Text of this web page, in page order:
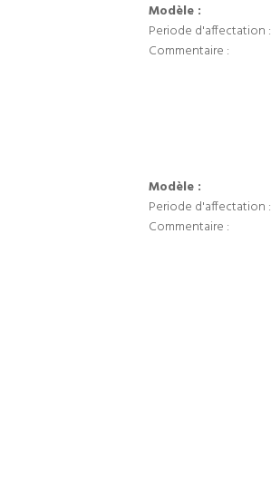
Modèle :
Periode d'affectation :
Commentaire :
Modèle :
Periode d'affectation :
Commentaire :